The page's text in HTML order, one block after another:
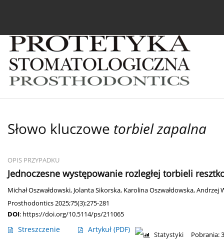
Słowo kluczowe torbiel zapalna
OPIS PRZYPADKU
Jednoczesne występowanie rozległej torbieli
Michał Oszwałdowski, Jolanta Sikorska, Karolina Oszwałdowska,Andrzej
Prosthodontics 2025;75(3):275-281
DOI: https://doi.org/10.5114/ps/211065
Streszczenie Artykuł (PDF)
Statystyki Pobrania: